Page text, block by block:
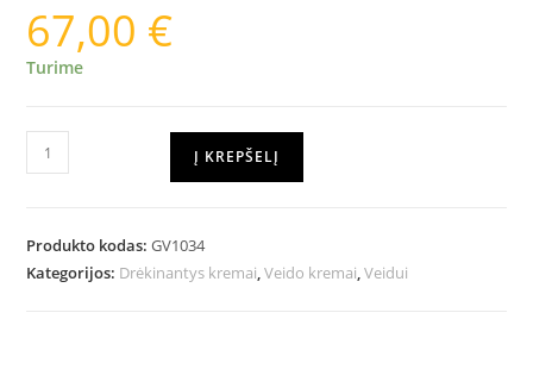
67,00 €
Turime
Į KREPŠELĮ
Produkto kodas:GV1034
Kategorijos: Drėkinantys kremai,Veido kremai,Veidui